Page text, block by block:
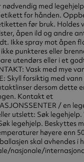
nødvendig med
for hånden.
før bruk. Holdes
åpen ild og andre
Ikke spray mot åpen
punkteres eller
utendørs eller i et
Vask med mye
Skyll forsiktig med
dersom dette
Kontakt et
/ en
utslett: Søk
legehjelp. Beskyttes
høyere enn
skal avhendes i
nasjonale/